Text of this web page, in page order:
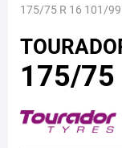
175/75 R 16 101/
175/75